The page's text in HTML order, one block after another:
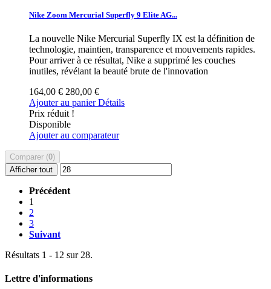
Nike Zoom Mercurial Superfly 9 Elite AG...
La nouvelle Nike Mercurial Superfly IX est la définition de
technologie, maintien, transparence et mouvements rapides.
Pour arriver à ce résultat, Nike a supprimé les couches
inutiles, révélant la beauté brute de l'innovation
164,00 € 280,00 €
Ajouter au panier Détails
Prix réduit !
Disponible
Ajouter au comparateur
Comparer (0)
Afficher tout
Précédent
1
2
3
Suivant
Résultats 1 - 12 sur 28.
Lettre d'informations